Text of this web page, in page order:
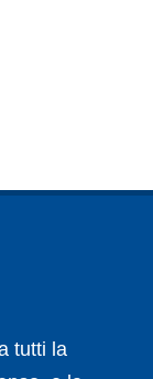
tutti la